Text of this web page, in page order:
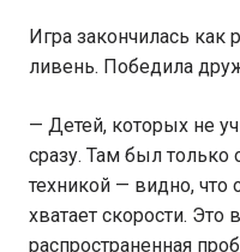
Игра закончилась как
ливень. Победила
— Детей, которых не
сразу. Там был
техникой — видно,
хватает скорости.
распространенная